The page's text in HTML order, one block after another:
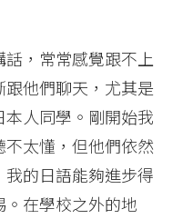
，常常感覺跟不上
他們聊天，尤其是
人同學。剛開始我
太懂，但他們依然
的日語能夠進步得
在學校之外的地